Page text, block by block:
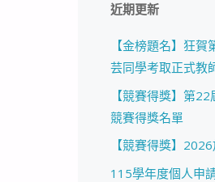
近期更新
【金榜題名】狂
芸同學考取正式教
【競賽得獎】第
競賽得獎名單
【競賽得獎】
115學年度個人申